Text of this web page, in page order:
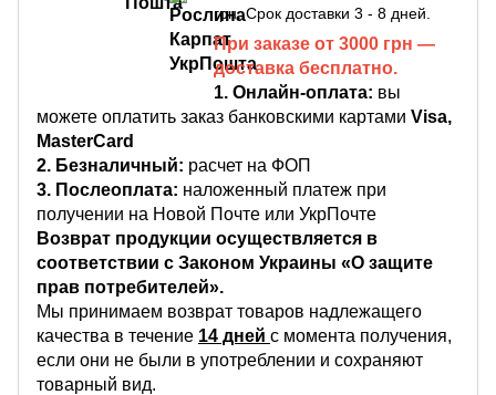
грн. Срок доставки 3 - 8 дней.
При заказе от 3000 грн —
доставка бесплатно.
1. Онлайн-оплата: вы
можете оплатить заказ банковскими картами Visa,
MasterCard
2. Безналичный: расчет на ФОП
3. Послеоплата: наложенный платеж при
получении на Новой Почте или УкрПочте
Возврат продукции осуществляется в
соответствии с Законом Украины «О защите
прав потребителей».
Мы принимаем возврат товаров надлежащего
качества в течение 14 дней с момента получения,
если они не были в употреблении и сохраняют
товарный вид.